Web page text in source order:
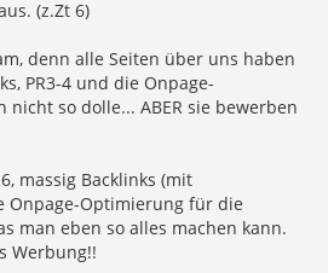
(z.Zt 6)
denn alle Seiten über uns haben
PR3-4 und die Onpage-
so dolle... ABER sie bewerben
massig Backlinks (mit
Onpage-Optimierung für die
man eben so alles machen kann.
Werbung!!